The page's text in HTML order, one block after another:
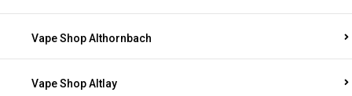
Vape Shop Althornbach
Vape Shop Altlay